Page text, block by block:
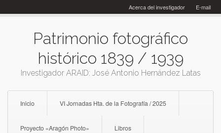
to
E-mail
Acerca del investigador
Patrimonio fotográfico
histórico 1839 / 1939
Investigador ARAID: José Antonio Hernández Latas
Inicio VI Jornadas Hta. de la Fotografía / 2025
Proyecto «Aragón Photo» Libros